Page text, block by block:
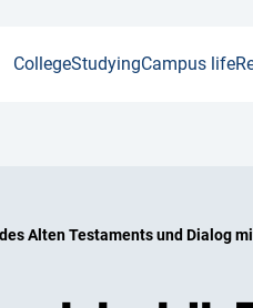
CollegeStudyingCampus life
Alten Testaments und Dialog